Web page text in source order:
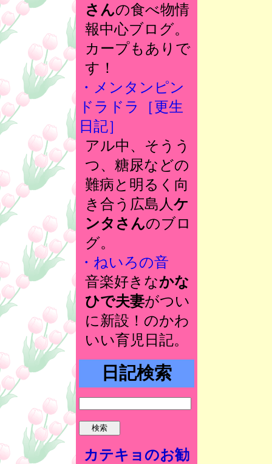
さんの食べ物情
報中心ブログ。
カープもありで
す！
・メンタンピン
ドラドラ［更生
日記］
アル中、そうう
つ、糖尿などの
難病と明るく向
き合う広島人ケ
ンタさんのブロ
グ。
・ねいろの音
音楽好きなかな
ひで夫妻がつい
に新設！のかわ
いい育児日記。
日記検索
カテキョのお勧